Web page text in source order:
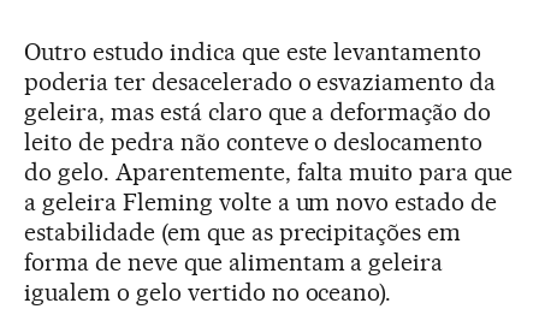
Outro estudo indica que este levantamento
poderia ter desacelerado o esvaziamento da
geleira, mas está claro que a deformação do
leito de pedra não conteve o deslocamento
do gelo. Aparentemente, falta muito para que
a geleira Fleming volte a um novo estado de
estabilidade (em que as precipitações em
forma de neve que alimentam a geleira
igualem o gelo vertido no oceano).